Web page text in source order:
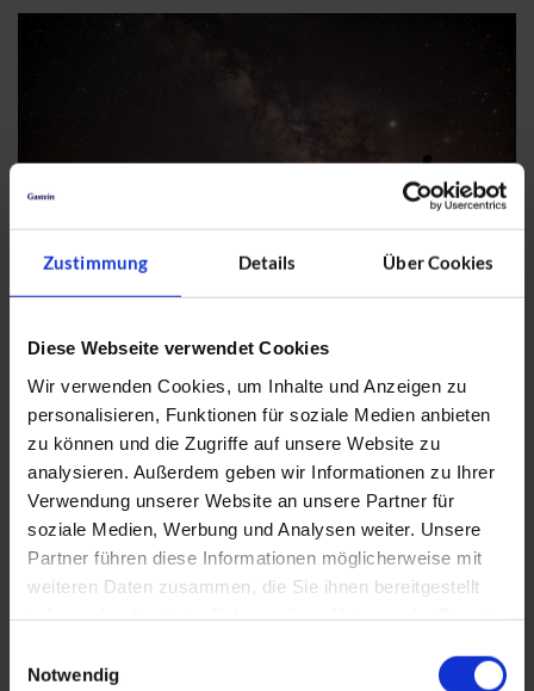
Zustimmung Details Über Cookies
Diese Webseite verwendet Cookies
Wir verwenden Cookies, um Inhalte und Anzeigen zu
personalisieren, Funktionen für soziale Medien anbieten
zu können und die Zugriffe auf unsere Website zu
analysieren. Außerdem geben wir Informationen zu Ihrer
Verwendung unserer Website an unsere Partner für
soziale Medien, Werbung und Analysen weiter. Unsere
Partner führen diese Informationen möglicherweise mit
weiteren Daten zusammen, die Sie ihnen bereitgestellt
Notwendig
Top 10 Instagram Spots in Gastein
berge
08.06.2021
Share
Instagram Spots Gastein Während der Sommerfrische in
Gastein darf der perfekte Schnappschuss natürlich nicht fehlen.
Das Tal sorgt mit seinen Orten, Erlebnisbergen und unzähligen
besonderen „Platzerln“ dafür, dass ihr Urlaub auf keinen Fall in
Erinnerung trotzdem gerne…